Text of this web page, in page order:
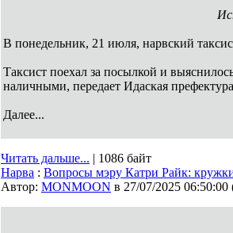
В понедельник, 21 июля, нарвский
Таксист поехал за посылкой и
наличными, передает Идаская
Далее...
Читать дальше... | 1086 байт
Нарва : Вопросы мэру Катри Райк: кружки
Автор: MONMOON в 27/07/2025 06:50:00